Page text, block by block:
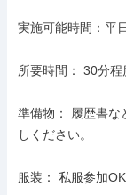
実施可能時間：平
所要時間： 30分程
準備物： 履歴書な
しください。
服装： 私服参加OK